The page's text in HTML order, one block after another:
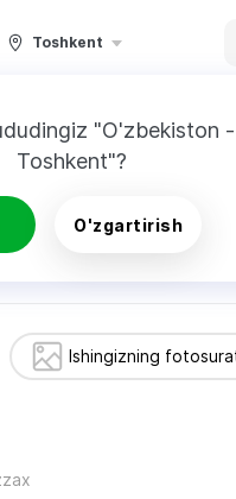
Toshkent
"O'zbekiston -
Toshkent"?
O'zgartirish
va ta’mirlash
Ishingizning